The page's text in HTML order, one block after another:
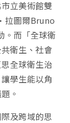
立美術館雙
拉圖爾Bruno
。而「全球衛
衛生、社會
全球衛生治
學生能以角
。
及跨域的思